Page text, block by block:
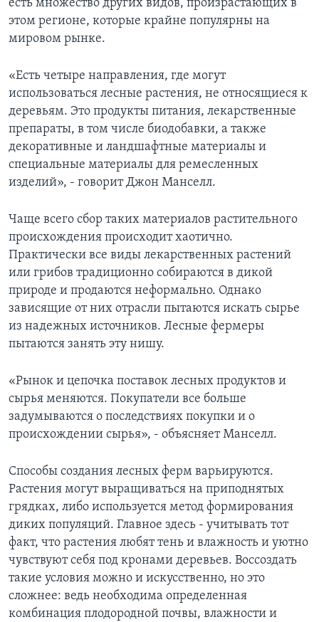
есть множество других видов, произрастающих в
этом регионе, которые крайне популярны на
мировом рынке.
«Есть четыре направления, где могут
использоваться лесные растения, не относящиеся к
деревьям. Это продукты питания, лекарственные
препараты, в том числе биодобавки, а также
декоративные и ландшафтные материалы и
специальные материалы для ремесленных
изделий», - говорит Джон Манселл.
Чаще всего сбор таких материалов растительного
происхождения происходит хаотично.
Практически все виды лекарственных растений
или грибов традиционно собираются в дикой
природе и продаются неформально. Однако
зависящие от них отрасли пытаются искать сырье
из надежных источников. Лесные фермеры
пытаются занять эту нишу.
«Рынок и цепочка поставок лесных продуктов и
сырья меняются. Покупатели все больше
задумываются о последствиях покупки и о
происхождении сырья», - объясняет Манселл.
Способы создания лесных ферм варьируются.
Растения могут выращиваться на приподнятых
грядках, либо используется метод формирования
диких популяций. Главное здесь - учитывать тот
факт, что растения любят тень и влажность и уютно
чувствуют себя под кронами деревьев. Воссоздать
такие условия можно и искусственно, но это
сложнее: ведь необходима определенная
комбинация плодородной почвы, влажности и